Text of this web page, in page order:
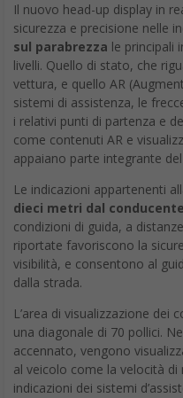
Il nuovo head-up display in
sicurezza e precisione nelle
sul parabrezza le principali
livelli. Quello di stato, che
vettura, e quello AR
sistemi di assistenza, le
i relativi punti di partenza e
come contenuti AR e
appaiano parte integrante
Le indicazioni appartenenti
dieci metri dal conducente
condizioni di guida, a
riportate favoriscono la
visibilità, e consentono al
dalla strada.
L’area di visualizzazione dei
una diagonale di 70 pollici.
accennato, vengono
al veicolo come la velocità
indicazioni dei sistemi